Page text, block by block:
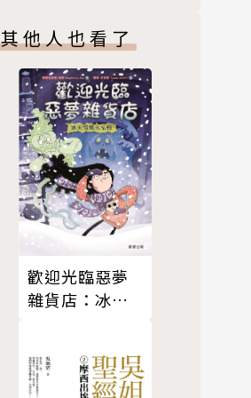
其他人也看了
歡迎光臨惡夢
雜貨店：冰天